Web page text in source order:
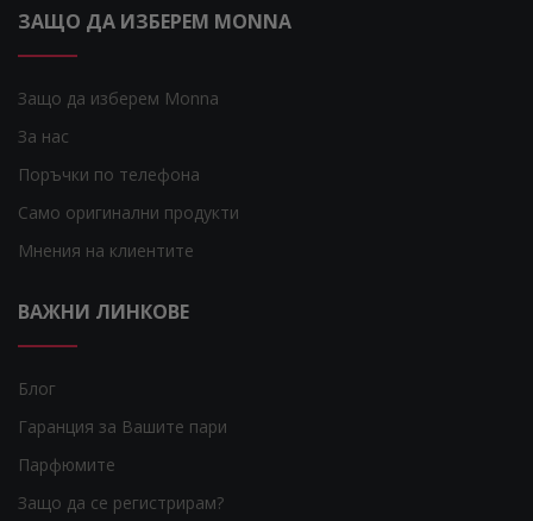
ЗАЩО ДА ИЗБЕРЕМ MONNA
Защо да изберем Monna
За нас
Поръчки по телефона
Само оригинални продукти
Мнения на клиентите
ВАЖНИ ЛИНКОВЕ
Блог
Гаранция за Вашите пари
Парфюмите
Защо да се регистрирам?